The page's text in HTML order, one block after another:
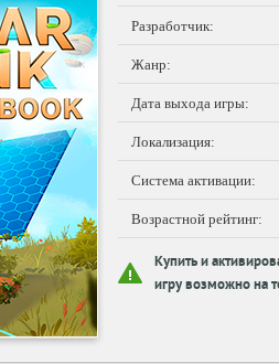
Разработчик:
Жанр:
Дата выхода игры:
Локализация:
Система активации:
Возрастной рейтинг:
Купить и
игру возможно на